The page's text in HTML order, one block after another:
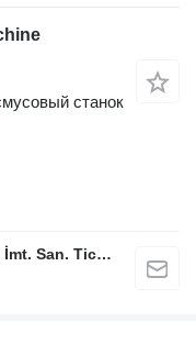
станок
Netmak Endüstriyel Ahşap Makinaları İmt. San. Tic. A.Ş.